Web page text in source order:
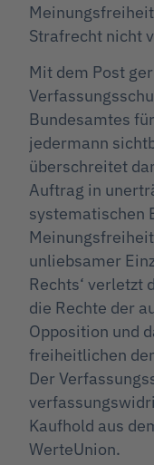
Strafrecht nicht
Mit dem Post
Bundesamtes
jedermann
überschreitet
Auftrag in
systematischen
unliebsamer
Rechts‘ verletzt
die Rechte der
Opposition und
freiheitlichen
Der
Kaufhold aus
WerteUnion.